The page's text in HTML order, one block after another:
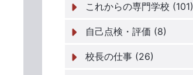
これからの専門学校 (101)
自己点検・評価 (8)
校長の仕事 (26)